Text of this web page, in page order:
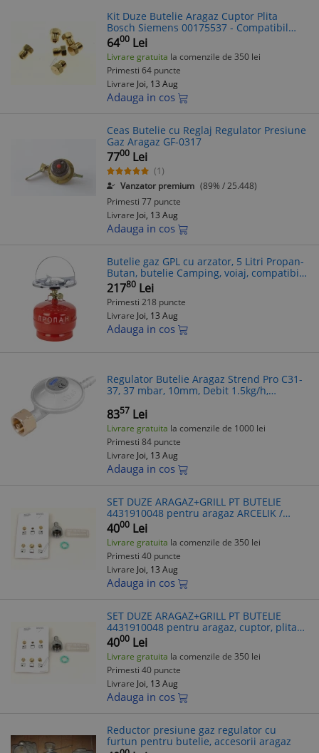
Kit Duze Butelie Aragaz Cuptor Plita
Bosch Siemens 00175537 - Compatibil
Diverse Modele
6400 Lei
Livrare gratuita la comenzile de 350 lei
Primesti 64 puncte
Livrare Joi, 13 Aug
Adauga in cos
Ceas Butelie cu Reglaj Regulator Presiune
Gaz Aragaz GF-0317
7700 Lei
(1)
Vanzator premium (89% / 25.448)
Primesti 77 puncte
Livrare Joi, 13 Aug
Adauga in cos
Butelie gaz GPL cu arzator, 5 Litri Propan-
Butan, butelie Camping, voiaj, compatibila
cu aragaz, filet 1/2, metal
21780 Lei
Primesti 218 puncte
Livrare Joi, 13 Aug
Adauga in cos
Regulator Butelie Aragaz Strend Pro C31-
37, 37 mbar, 10mm, Debit 1.5kg/h,
8357 Lei
Livrare gratuita la comenzile de 1000 lei
Primesti 84 puncte
Livrare Joi, 13 Aug
Adauga in cos
SET DUZE ARAGAZ+GRILL PT BUTELIE
4431910048 pentru aragaz ARCELIK /
BEKO
4000 Lei
Livrare gratuita la comenzile de 350 lei
Primesti 40 puncte
Livrare Joi, 13 Aug
Adauga in cos
SET DUZE ARAGAZ+GRILL PT BUTELIE
4431910048 pentru aragaz, cuptor, plita
ARCELIK / BEKO
4000 Lei
Livrare gratuita la comenzile de 350 lei
Primesti 40 puncte
Livrare Joi, 13 Aug
Adauga in cos
Reductor presiune gaz regulator cu
furtun pentru butelie, accesorii aragaz